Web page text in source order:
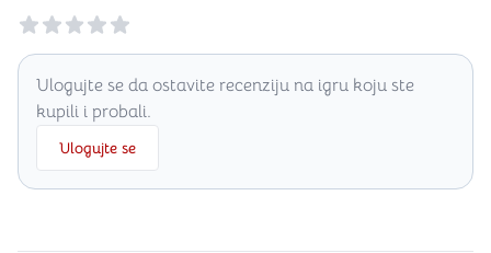
Reviews
Ulogujte se da ostavite recenziju na igru koju ste
kupili i probali.
Ulogujte se